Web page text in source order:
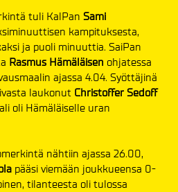
tuli KalPan Sami
kampituksesta,
ja puoli minuuttia. SaiPan
Rasmus Hämäläisen ohjatessa
ajassa 4.04. Syöttäjinä
laukonut Christoffer Sedoff
oli Hämäläiselle uran
nähtiin ajassa 26.00,
pääsi viemään joukkueensa 0-
tilanteesta oli tulossa